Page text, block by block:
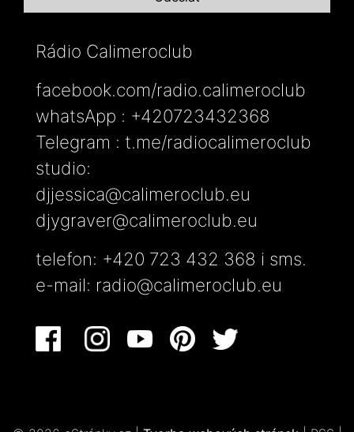
Rádio Calimeroclub
facebook.com/radio.calimeroclub
whatsApp : +420723432368
Telegram : t.me/radiocalimeroclub
studio:
djjessica@calimeroclub.eu
djygraver@calimeroclub.eu
telefon: +420 723 432 368 i sms.
e-mail: radio@calimeroclub.eu